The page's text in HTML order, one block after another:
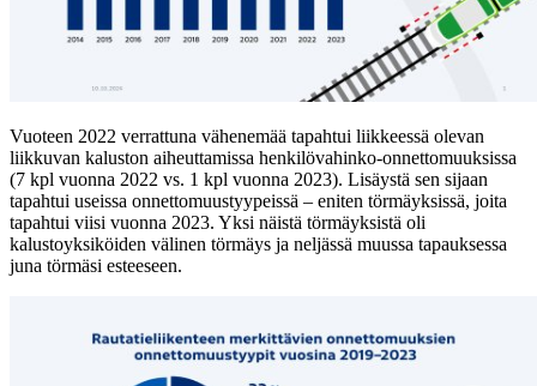
Vuoteen 2022 verrattuna vähenemää tapahtui liikkeessä olevan
liikkuvan kaluston aiheuttamissa henkilövahinko-onnettomuuksissa
(7 kpl vuonna 2022 vs. 1 kpl vuonna 2023). Lisäystä sen sijaan
tapahtui useissa onnettomuustyypeissä ‒ eniten törmäyksissä, joita
tapahtui viisi vuonna 2023. Yksi näistä törmäyksistä oli
kalustoyksiköiden välinen törmäys ja neljässä muussa tapauksessa
juna törmäsi esteeseen.